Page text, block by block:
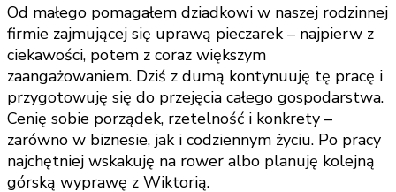
Od małego pomagałem dziadkowi w naszej rodzinnej
firmie zajmującej się uprawą pieczarek – najpierw z
ciekawości, potem z coraz większym
zaangażowaniem. Dziś z dumą kontynuuję tę pracę i
przygotowuję się do przejęcia całego gospodarstwa.
Cenię sobie porządek, rzetelność i konkrety –
zarówno w biznesie, jak i codziennym życiu. Po pracy
najchętniej wskakuję na rower albo planuję kolejną
górską wyprawę z Wiktorią.